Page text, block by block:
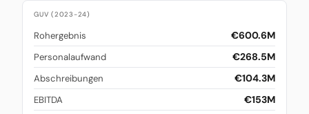
GUV (2023-24)
Rohergebnis €600.6M
Personalaufwand €268.5M
Abschreibungen €104.3M
EBITDA €153M